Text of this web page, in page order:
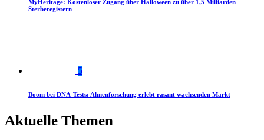
MyHeritage: Kostenloser Zugang über Halloween zu über 1,5 Milliarden
Sterberegistern
5
Boom bei DNA-Tests: Ahnenforschung erlebt rasant wachsenden Markt
Aktuelle Themen